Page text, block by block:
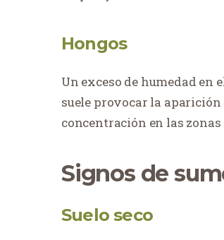
Hongos
Un exceso de humedad en
suele provocar la aparición
concentración en las zonas
Signos de
Suelo seco